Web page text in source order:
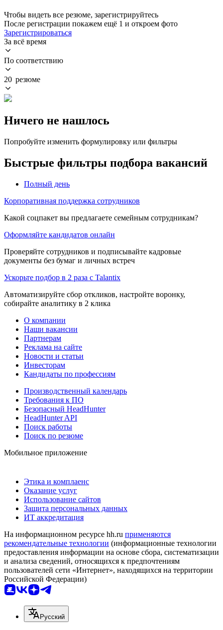
Чтобы видеть все резюме, зарегистрируйтесь
После регистрации покажем ещё 1 и откроем фото
Зарегистрироваться
За всё время
По соответствию
20 резюме
Ничего не нашлось
Попробуйте изменить формулировку или фильтры
Быстрые фильтры подбора вакансий
Полный день
Корпоративная поддержка сотрудников
Какой соцпакет вы предлагаете семейным сотрудникам?
Оформляйте кандидатов онлайн
Проверяйте сотрудников и подписывайте кадровые
документы без бумаг и личных встреч
Ускорьте подбор в 2 раза с Talantix
Автоматизируйте сбор откликов, настройте воронку,
собирайте аналитику в 2 клика
О компании
Наши вакансии
Партнерам
Реклама на сайте
Новости и статьи
Инвесторам
Кандидаты по профессиям
Производственный календарь
Требования к ПО
Безопасный HeadHunter
HeadHunter API
Поиск работы
Поиск по резюме
Мобильное приложение
Этика и комплаенс
Оказание услуг
Использование сайтов
Защита персональных данных
ИТ аккредитация
На информационном ресурсе hh.ru применяются
рекомендательные технологии (информационные технологии
предоставления информации на основе сбора, систематизации
и анализа сведений, относящихся к предпочтениям
пользователей сети «Интернет», находящихся на территории
Российской Федерации)
Русский